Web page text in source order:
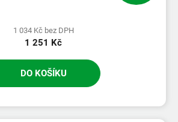
1 034 Kč bez DPH
1 251 Kč
DO KOŠÍKU